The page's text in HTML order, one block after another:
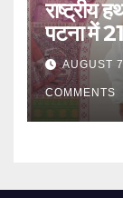
राष्ट्रीय
पटना में
जागरूकता
AUGUST
COMMENTS